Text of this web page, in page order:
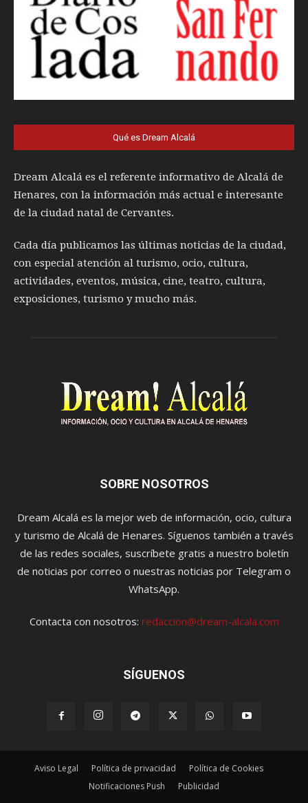
Qué es Dream Alcalá
Dream Alcalá es el referente informativo de Alcalá de
Henares, con la información más actual e interesante
de la ciudad natal de Cervantes.
Cada día publicamos las últimas noticias de la ciudad,
con especial atención al turismo, ocio, cultura,
actividades, eventos, música, cine, teatro, cultura,
exposiciones, turismo y mucho más.
SOBRE NOSOTROS
Dream Alcalá es la mejor web de información, ocio, cultura
y turismo de Alcalá de Henares. Síguenos también a través
de las redes sociales, suscríbete gratis a nuestro boletín
de noticias por correo o nuestras noticias por Telegram o
WhatsApp.
Contacta con nosotros: redaccion@dream-alcala.com
SÍGUENOS
Aviso Legal Política de privacidad
Política de Cookies
Notificaciones Push
Publicidad